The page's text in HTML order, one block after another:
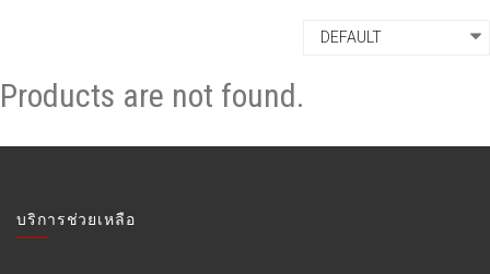
Products are not found.
บริการช่วยเหลือ